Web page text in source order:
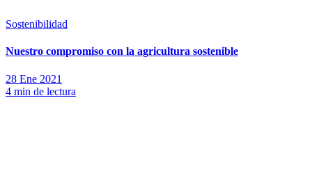
Sostenibilidad
Nuestro compromiso con la agricultura sostenible
28 Ene 2021
4 min de lectura